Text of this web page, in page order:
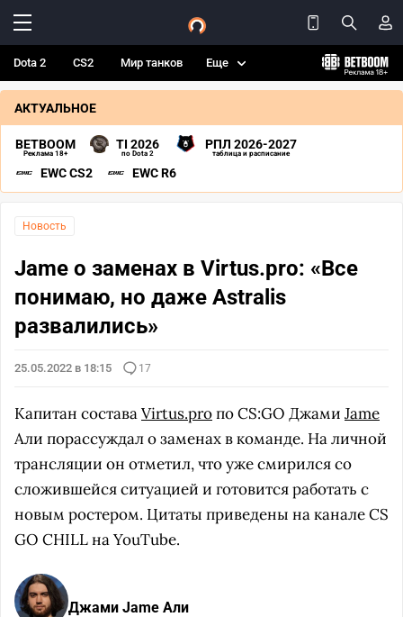
Dota 2 CS2 Мир танков Еще
АКТУАЛЬНОЕ
BETBOOM
Реклама 18+
TI 2026
по Dota 2
РПЛ 2026-2027
таблица и расписание
EWC CS2 EWC R6
Новость
Jame о заменах в Virtus.pro: «Все
понимаю, но даже Astralis
развалились»
25.05.2022 в 18:15 17
Капитан составаVirtus.proпо CS:GO Джами Jame
Али порассуждал о заменах в команде. На личной
трансляции он отметил, что уже смирился со
сложившейся ситуацией и готовится работать с
новым ростером. Цитаты приведены на канале CS
GO CHILL на YouTube.
Джами Jame Али